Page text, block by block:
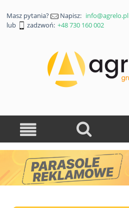
Masz pytania? Napisz: info@agrelo.pl
lub
zadzwoń: +48 730 160 002